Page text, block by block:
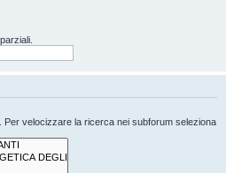
Per velocizzare la ricerca nei subforum seleziona